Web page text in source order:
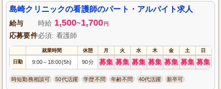
島崎クリニックの看護師のパート・アルバイト求人
給与 時給 1,500~1,700 円
応募要件必須: 看護師
就業時間 休憩 月 火 水 木 金 土 日
日勤 9:00～ 18:00(5h) 90分 募集 募集 募集 募集 募集 募集 募集
時短勤務相談可 50代活躍 学歴不問 年齢不問 40代活躍 新卒可